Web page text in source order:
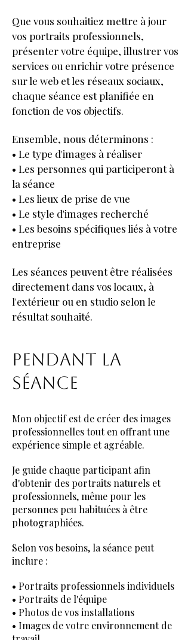
Que vous souhaitiez mettre à jour
vos portraits professionnels,
présenter votre équipe, illustrer vos
services ou enrichir votre présence
sur le web et les réseaux sociaux,
chaque séance est planifiée en
fonction de vos objectifs.
Ensemble, nous déterminons :
• Le type d'images à réaliser
• Les personnes qui participeront à
la séance
• Les lieux de prise de vue
• Le style d'images recherché
• Les besoins spécifiques liés à votre
entreprise
Les séances peuvent être réalisées
directement dans vos locaux, à
l'extérieur ou en studio selon le
résultat souhaité.
PENDANT LA
SÉANCE
Mon objectif est de créer des images
professionnelles tout en offrant une
expérience simple et agréable.
Je guide chaque participant afin
d'obtenir des portraits naturels et
professionnels, même pour les
personnes peu habituées à être
photographiées.
Selon vos besoins, la séance peut
inclure :
• Portraits professionnels individuels
• Portraits de l'équipe
• Photos de vos installations
• Images de votre environnement de